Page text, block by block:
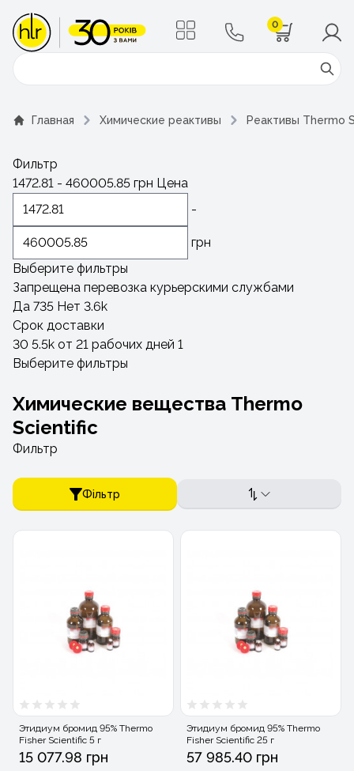
0
Поиск
Главная Химические реактивы Реактивы Thermo
Фильтр
1472.81 - 460005.85 грн Цена
-
грн
Выберите фильтры
Запрещена перевозка курьерскими службами
Да 735 Нет 3.6k
Срок доставки
30 5.5k от 21 рабочих дней 1
Выберите фильтры
Химические вещества Thermo
Scientific
Фильтр
Фільтр
Этидиум бромид 95% Thermo
Fisher Scientific 5 г
15 077.98 грн
Этидиум бромид 95% Thermo
Fisher Scientific 25 г
57 985.40 грн